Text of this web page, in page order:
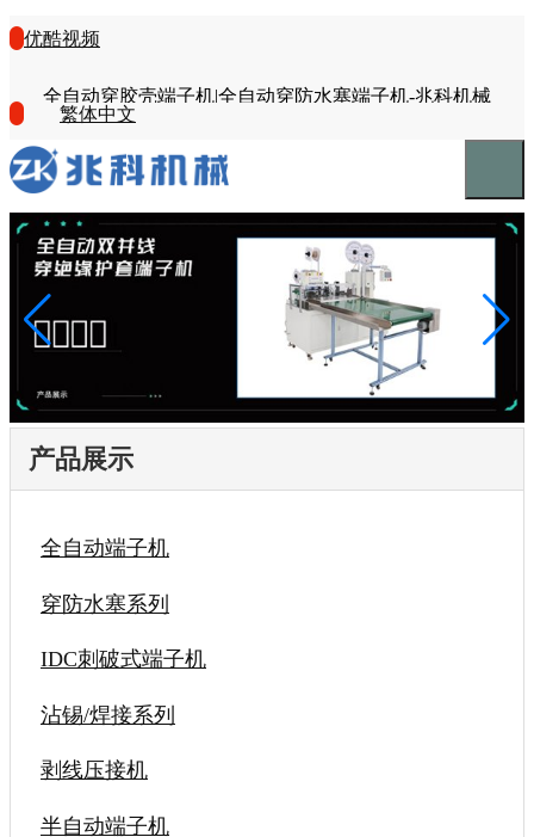
优酷视频
全自动穿胶壳端子机|全自动穿防水塞端子机-兆科机械
繁体中文
产品展示
全自动端子机
穿防水塞系列
IDC刺破式端子机
沾锡/焊接系列
剥线压接机
半自动端子机